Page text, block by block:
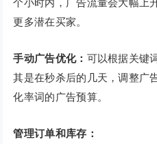
个小时内，广告流量会大幅上
更多潜在买家。
手动广告优化： 可以根据关键
其是在秒杀后的几天，调整广
化率词的广告预算。
管理订单和库存：